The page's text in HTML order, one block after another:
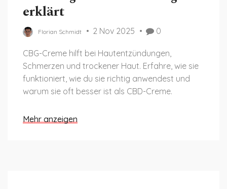
erklärt
Florian Schmidt 2 Nov 2025 0
CBG-Creme hilft bei Hautentzündungen,
Schmerzen und trockener Haut. Erfahre, wie sie
funktioniert, wie du sie richtig anwendest und
warum sie oft besser ist als CBD-Creme.
Mehr anzeigen